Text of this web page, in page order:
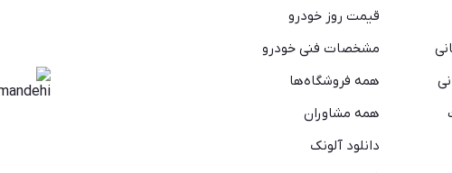
قیمت روز خودرو
مشخصات فنی خودرو
همه فروشگاه‌ها
همه مشاوران
دانلود آلونک